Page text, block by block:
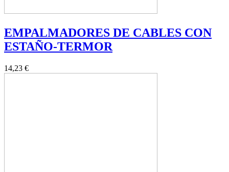
EMPALMADORES DE CABLES CON
ESTAÑO-TERMOR
14,23 €